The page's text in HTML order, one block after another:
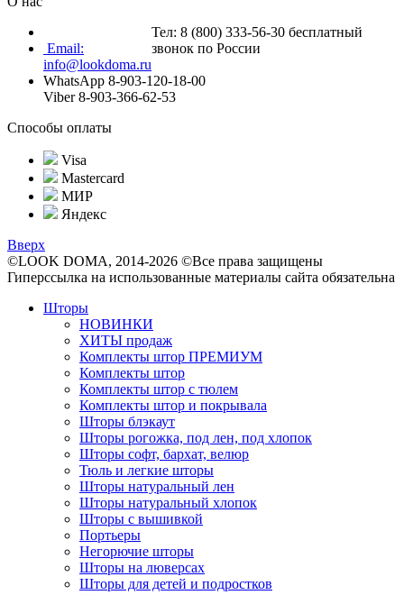
Тел: 8 (800) 333-56-30 бесплатный
звонок по России
Email:
info@lookdoma.ru
WhatsApp 8-903-120-18-00
Viber 8-903-366-62-53
Способы оплаты
Visa
Mastercard
МИР
Яндекс
Вверх
©LOOK DOMA, 2014-2026 ©Все права защищены
Гиперссылка на использованные материалы сайта обязательна
Шторы
НОВИНКИ
ХИТЫ продаж
Комплекты штор ПРЕМИУМ
Комплекты штор
Комплекты штор с тюлем
Комплекты штор и покрывала
Шторы блэкаут
Шторы рогожка, под лен, под хлопок
Шторы софт, бархат, велюр
Тюль и легкие шторы
Шторы натуральный лен
Шторы натуральный хлопок
Шторы с вышивкой
Портьеры
Негорючие шторы
Шторы на люверсах
Шторы для детей и подростков